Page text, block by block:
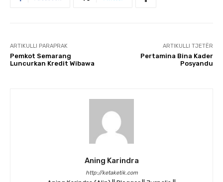
ARTIKULLI PARAPRAK
Pemkot Semarang
Luncurkan Kredit Wibawa
ARTIKULLI TJETËR
Pertamina Bina Kader
Posyandu
Aning Karindra
http://ketaketik.com